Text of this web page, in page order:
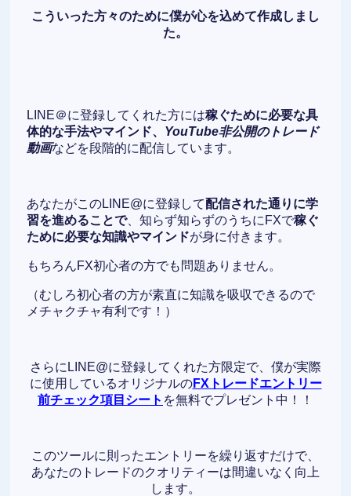
こういった方々のために僕が心を込めて作成しまし
た。
LINE＠に登録してくれた方には稼ぐために必要な具
体的な手法やマインド、 YouTube非公開のトレード
動画などを段階的に配信しています。
あなたがこのLINE@に登録して配信された通りに学
習を進めることで、知らず知らずのうちにFXで稼ぐ
ために必要な知識やマインドが身に付きます。
もちろんFX初心者の方でも問題ありません。
（むしろ初心者の方が素直に知識を吸収できるので
メチャクチャ有利です！）
さらにLINE@に登録してくれた方限定で、僕が実際
に使用しているオリジナルのFXトレードエントリー
前チェック項目シート を無料でプレゼント中！！
このツールに則ったエントリーを繰り返すだけで、
あなたのトレードのクオリティーは間違いなく向上
します。